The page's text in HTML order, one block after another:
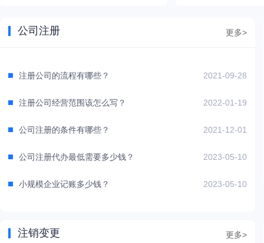
公司注册 更多>
注册公司的流程有哪些？ 2021-09-28
注册公司经营范围该怎么写？ 2022-01-19
公司注册的条件有哪些？ 2021-12-01
公司注册代办最低需要多少钱？ 2023-05-10
小规模企业记账多少钱？ 2023-05-10
注销变更 更多>